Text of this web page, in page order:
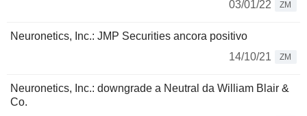
03/01/22 ZM
Neuronetics, Inc.: JMP Securities ancora positivo
14/10/21
ZM
Neuronetics, Inc.: downgrade a Neutral da William Blair &
Co.